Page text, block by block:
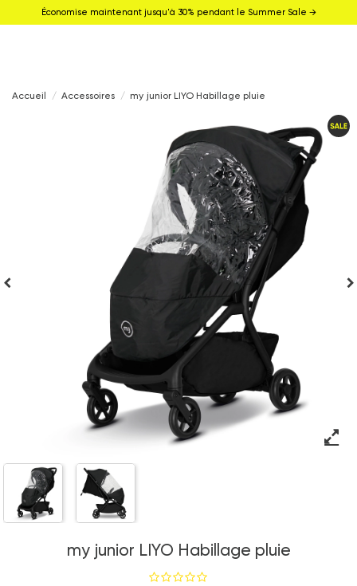
Économise maintenant jusqu'à 30% pendant le Summer Sale →
Accueil Accessoires my junior LIYO Habillage pluie
my junior LIYO Habillage pluie